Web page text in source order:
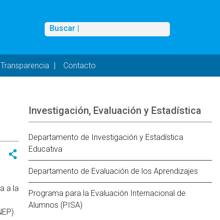
Buscar
Buscar |
Transparencia Contacto
a la
Investigación, Evaluación y Estadística
Departamento de Investigación y Estadística
Educativa
Departamento de Evaluación de los Aprendizajes
Programa para la Evaluación Internacional de
Alumnos (PISA)